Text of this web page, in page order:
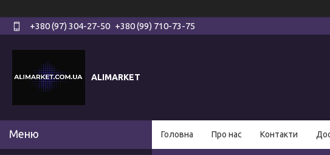
+380 (97) 304-27-50 +380 (99) 710-73-75
ALIMARKET
Головна Про нас Контакти